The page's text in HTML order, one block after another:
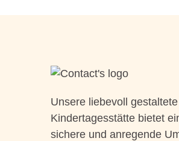
Unsere liebevoll gestaltete
Kindertagesstätte bietet
sichere und anregende